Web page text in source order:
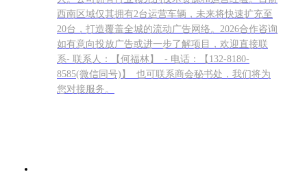
西南区域仅其拥有2台运营车辆，未来将快速扩充至
20台，打造覆盖全城的流动广告网络。2026合作咨询
如有意向投放广告或进一步了解项目，欢迎直接联
系- 联系人：【何福林】 - 电话：【132-8180-
8585(微信同号)】 也可联系商会秘书处，我们将为
您对接服务。